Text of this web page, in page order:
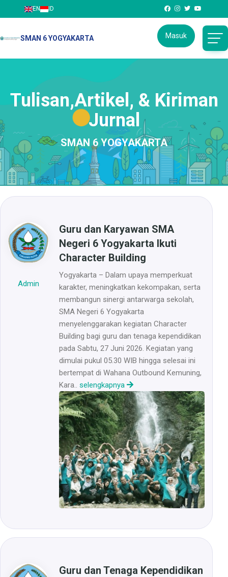
EN ID
SMAN 6 YOGYAKARTA Masuk
Tulisan,Artikel, & Kiriman
Jurnal
SMAN 6 YOGYAKARTA
Admin
Guru dan Karyawan SMA
Negeri 6 Yogyakarta Ikuti
Character Building
Yogyakarta – Dalam upaya memperkuat
karakter, meningkatkan kekompakan, serta
membangun sinergi antarwarga sekolah,
SMA Negeri 6 Yogyakarta
menyelenggarakan kegiatan Character
Building bagi guru dan tenaga kependidikan
pada Sabtu, 27 Juni 2026. Kegiatan yang
dimulai pukul 05.30 WIB hingga selesai ini
bertempat di Wahana Outbound Kemuning,
Kara.. selengkapnya
Guru dan Tenaga Kependidikan